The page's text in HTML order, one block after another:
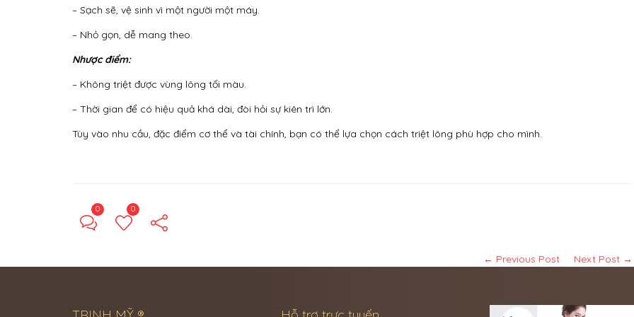
– Sạch sẽ, vệ sinh vì một người một máy.
– Nhỏ gọn, dễ mang theo.
Nhược điểm:
– Không triệt được vùng lông tối màu.
– Thời gian để có hiệu quả khá dài, đòi hỏi sự kiên trì lớn.
Tùy vào nhu cầu, đặc điểm cơ thể và tài chính, bạn có thể lựa chọn cách triệt lông phù hợp cho mình.
0 0
← Previous Post Next Post →